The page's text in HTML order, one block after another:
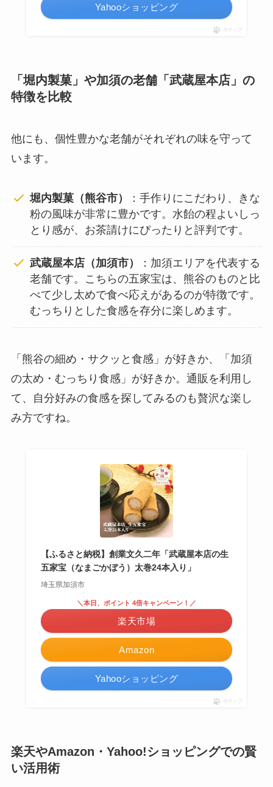
Yahooショッピング
ポチップ
「堀内製菓」や加須の老舗「武蔵屋本店」の
特徴を比較
他にも、個性豊かな老舗がそれぞれの味を守って
います。
堀内製菓（熊谷市）
：手作りにこだわり、きな
粉の風味が非常に豊かです。水飴の程よいしっ
とり感が、お茶請けにぴったりと評判です。
武蔵屋本店（加須市）
：加須エリアを代表する
老舗です。こちらの五家宝は、熊谷のものと比
べて少し太めで食べ応えがあるのが特徴です。
むっちりとした食感を存分に楽しめます。
「熊谷の細め・サクッと食感」が好きか、「加須
の太め・むっちり食感」が好きか。通販を利用し
て、自分好みの食感を探してみるのも贅沢な楽し
み方ですね。
【ふるさと納税】創業文久二年「武蔵屋本店の生
五家宝（なまごかぼう）太巻24本入り」
埼玉県加須市
Amazon
＼本日、ポイント 4倍キャンペーン！／
楽天市場
Yahooショッピング
ポチップ
楽天やAmazon・Yahoo!ショッピングでの賢
い活用術